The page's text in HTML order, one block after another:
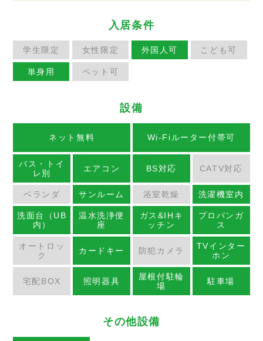
入居条件
学生限定 女性限定 外国人可 こども可
単身用 ペット可
設備
ネット無料 Wi-Fiルーター付帯可
バス・トイ
レ別
エアコン BS対応 CATV対応
ベランダ サンルーム 浴室乾燥 洗濯機室内
洗面台（UB
内）
温水洗浄便
座
ガス&IHキ
ッチン
プロパンガ
ス
オートロッ
ク
カードキー 防犯カメラ
TVインター
ホン
宅配BOX 照明器具
屋根付駐輪
場
駐車場
その他設備